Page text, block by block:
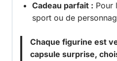
Cadeau parfait : Pour
sport ou de
Chaque figurine est
capsule surprise,